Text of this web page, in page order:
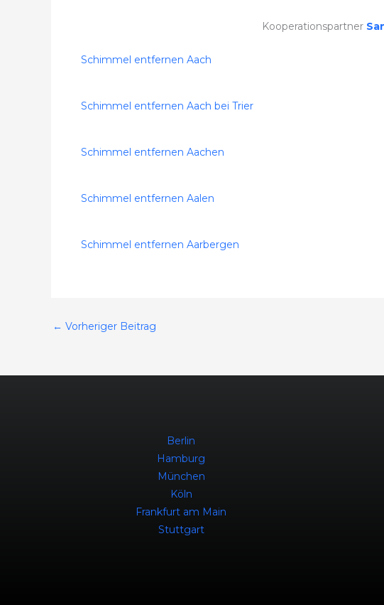
Kooperationspartner
Schimmel entfernen Aach
Schimmel entfernen Aach bei Trier
Schimmel entfernen Aachen
Schimmel entfernen Aalen
Schimmel entfernen Aarbergen
← Vorheriger Beitrag
Berlin
Hamburg
München
Köln
Frankfurt am Main
Stuttgart